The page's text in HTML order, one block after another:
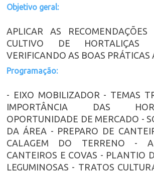
Objetivo geral:
APLICAR AS
CULTIVO DE HORTALIÇAS
VERIFICANDO AS BOAS PRÁTICAS
Programação:
- EIXO MOBILIZADOR - TEMAS
IMPORTÂNCIA DAS
OPORTUNIDADE DE MERCADO -
DA ÁREA - PREPARO DE
CALAGEM DO TERRENO -
CANTEIROS E COVAS - PLANTIO
LEGUMINOSAS - TRATOS